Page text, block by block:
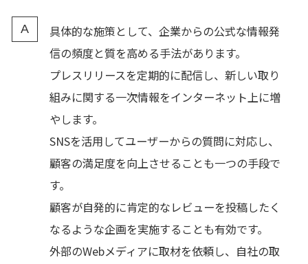
具体的な施策として、企業からの公式な情報発
信の頻度と質を高める手法があります。
プレスリリースを定期的に配信し、新しい取り
組みに関する一次情報をインターネット上に増
やします。
SNSを活用してユーザーからの質問に対応し、
顧客の満足度を向上させることも一つの手段で
す。
顧客が自発的に肯定的なレビューを投稿したく
なるような企画を実施することも有効です。
外部のWebメディアに取材を依頼し、自社の取